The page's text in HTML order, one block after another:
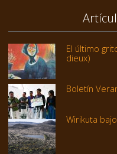
El último
dieux)
Boletín
Wirikuta